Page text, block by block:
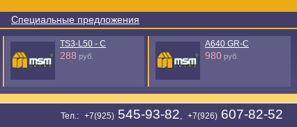
Специальные предложения
A640 GR-C
980руб.
A649 BSN
1818 руб.
Тел.: +7(925) 545-93-82, +7(926) 607-82-52